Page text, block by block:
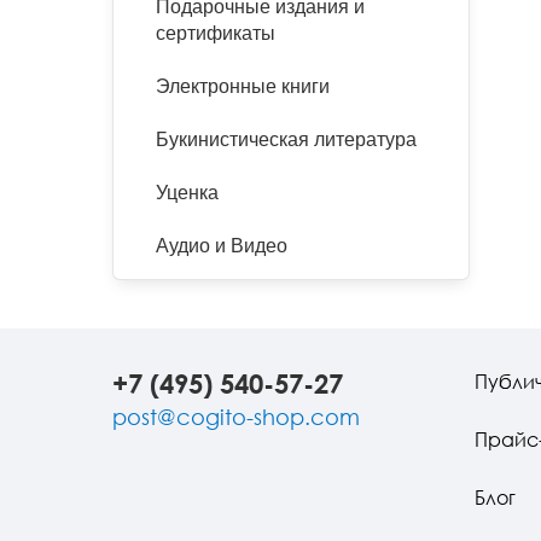
Подарочные издания и
сертификаты
Электронные книги
Букинистическая литература
Уценка
Аудио и Видео
+7 (495) 540-57-27
post@cogito-shop.com
Блог